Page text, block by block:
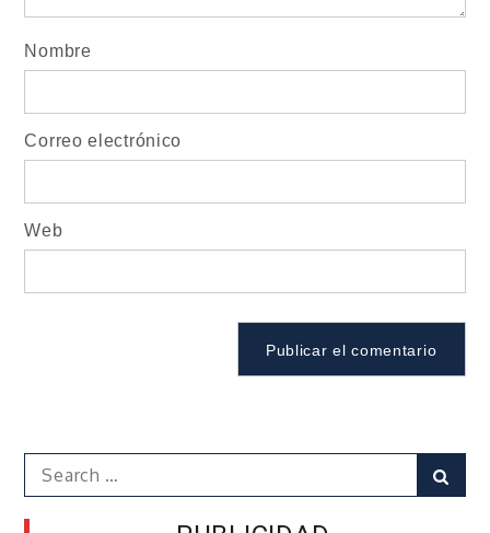
Nombre
Correo electrónico
Web
Search
for: